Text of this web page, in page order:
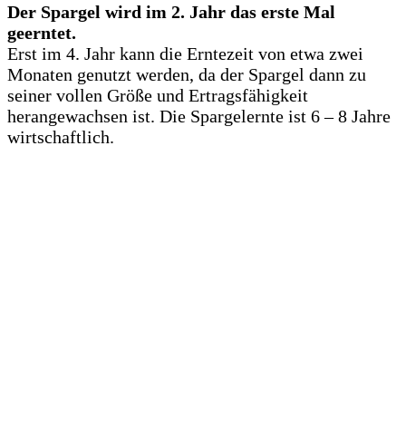
Der Spargel wird im 2. Jahr das erste Mal
geerntet.
Erst im 4. Jahr kann die Erntezeit von etwa zwei
Monaten genutzt werden, da der Spargel dann zu
seiner vollen Größe und Ertragsfähigkeit
herangewachsen ist. Die Spargelernte ist 6 – 8 Jahre
wirtschaftlich.